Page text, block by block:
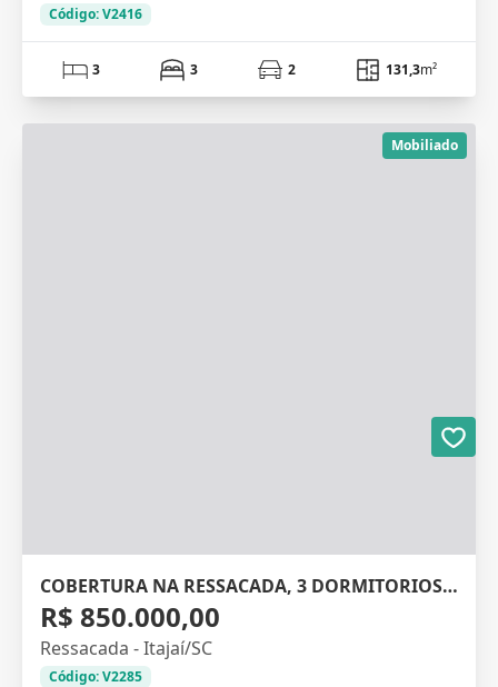
Código: V2416
3 3 2 131,3m²
Mobiliado
COBERTURA NA RESSACADA, 3 DORMITORIOS, 102M²
R$ 850.000,00
Ressacada - Itajaí/SC
Código: V2285